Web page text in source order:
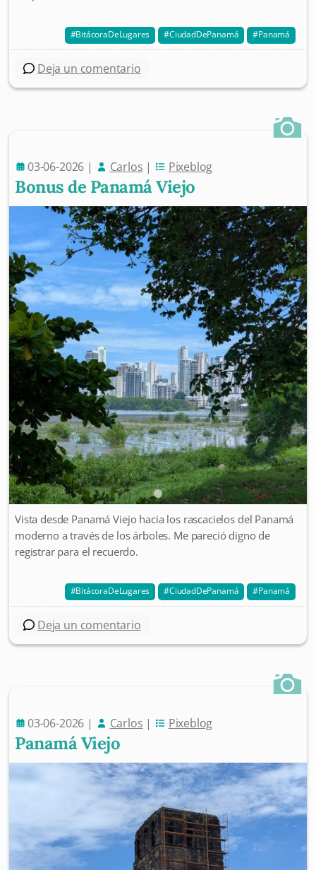
BitácoraDeLugares CiudadDePanamá Panamá
Deja un comentario
03-06-2026 | Carlos | Pixeblog
Bonus de Panamá Viejo
Vista desde Panamá Viejo hacia los rascacielos del Panamá
moderno a través de los árboles. Me pareció digno de
registrar para el recuerdo.
BitácoraDeLugares CiudadDePanamá Panamá
Deja un comentario
03-06-2026 | Carlos | Pixeblog
Panamá Viejo